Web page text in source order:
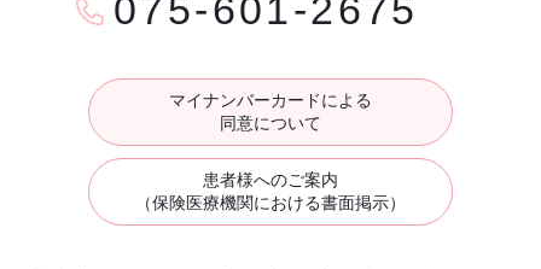
075-601-2675
マイナンバーカードによる
同意について
患者様へのご案内
（保険医療機関における書面掲示）